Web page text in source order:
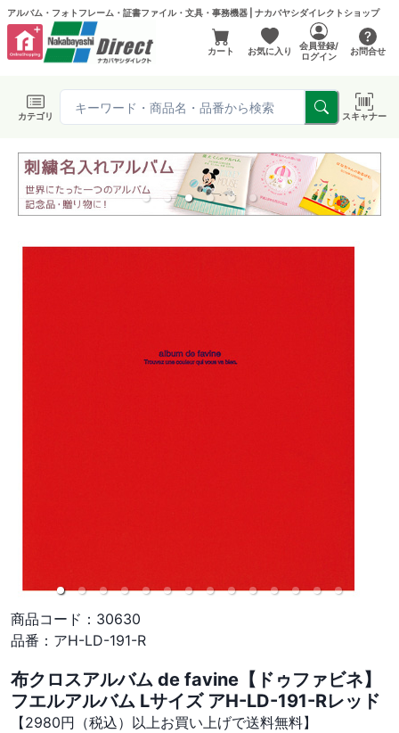
アルバム・フォトフレーム・証書ファイル・文具・事務機器 | ナカバヤシダイレクトショップ
カート お気に入り
会員登録/
ログイン
お問合せ
カテゴリ スキャナー
商品コード： 30630
品番： アH-LD-191-R
布クロスアルバム de favine【ドゥファビネ】
フエルアルバム Lサイズ アH-LD-191-Rレッド
【2980円（税込）以上お買い上げで送料無料】